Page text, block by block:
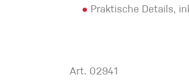
● Praktische Details,
Art. 02941